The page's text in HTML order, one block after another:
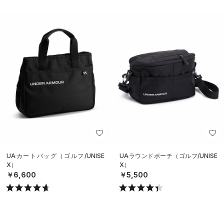
UAカートバッグ（ゴルフ/UNISE
X）
￥6,600
UAラウンドポーチ（ゴルフ/UNISE
X）
￥5,500